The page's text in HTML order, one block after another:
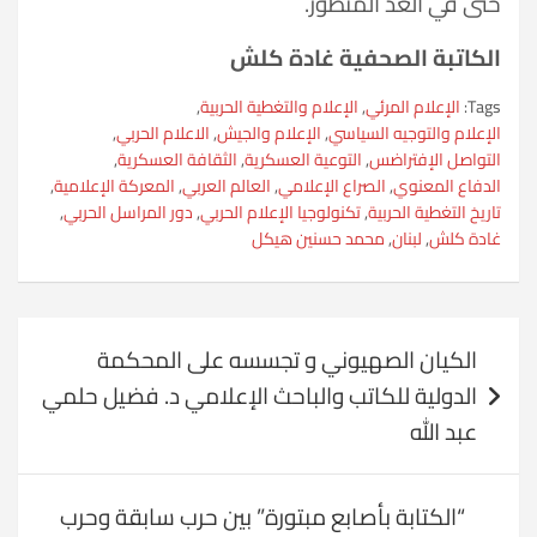
الكاتبة الصحفية غادة كلش
Tags: الإعلام المرئي,الإعلام والتغطية الحربية,
الإعلام والتوجيه السياسي,الإعلام والجيش,الاعلام الحربي,
التواصل الإفتراضس,التوعية العسكرية,الثقافة العسكرية,
الدفاع المعنوي,الصراع الإعلامي,العالم العربي,المعركة الإعلامية,
تاريخ التغطية الحربية,تكنولوجيا الإعلام الحربي,دور المراسل الحربي,
غادة كلش,لبنان,محمد حسنين هيكل
المقالات
الكيان الصهيوني و تجسسه على المحكمة
الدولية للكاتب والباحث الإعلامي د. فضيل حلمي
عبد الله
“الكتابة بأصابع مبتورة” بين حرب سابقة وحرب